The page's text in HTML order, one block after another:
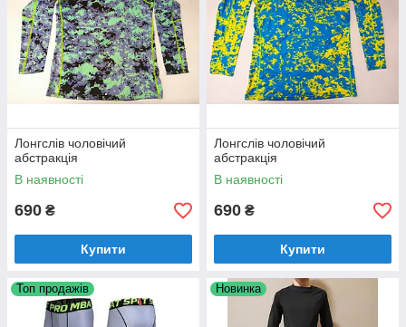
Лонгслів чоловічий
абстракція
В наявності
690 ₴
Купити
Лонгслів чоловічий
абстракція
В наявності
690 ₴
Купити
Топ продажів Новинка